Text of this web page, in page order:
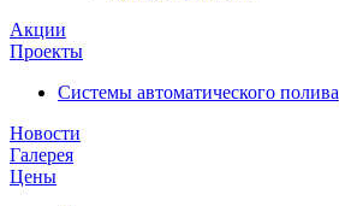
Акции
Проекты
Системы автоматического полива
Новости
Галерея
Цены